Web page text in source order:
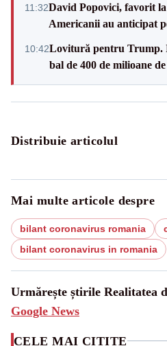
11:32David Popovici, favorit
Americanii au anticipat
10:42Lovitură pentru Trump.
bal de 400 de milioane
Distribuie articolul
Mai multe articole despre
bilant coronavirus romania
bilant coronavirus in romania
Urmărește știrile Realitatea
Google News
CELE MAI CITITE